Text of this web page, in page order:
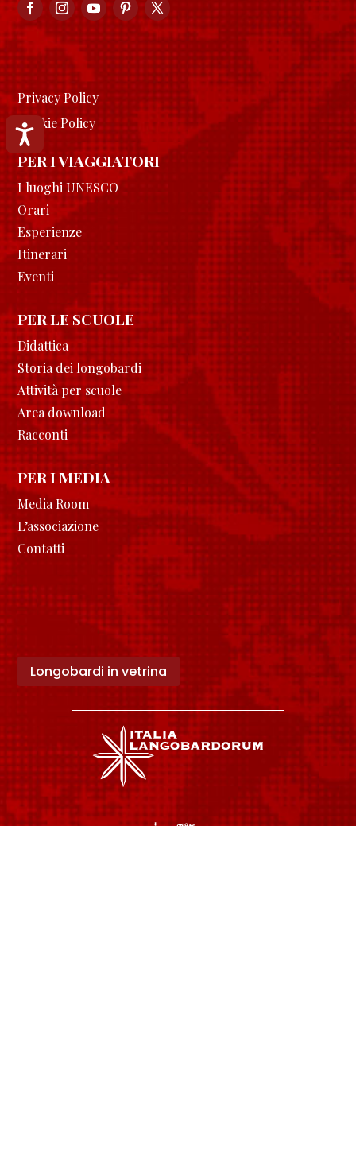
Accessibilità
Privacy Policy
Cookie Policy
PER I VIAGGIATORI
I luoghi UNESCO
Orari
Esperienze
Itinerari
Eventi
PER LE SCUOLE
Didattica
Storia dei longobardi
Attività per scuole
Area download
Racconti
PER I MEDIA
Media Room
L’associazione
Contatti
Longobardi in vetrina